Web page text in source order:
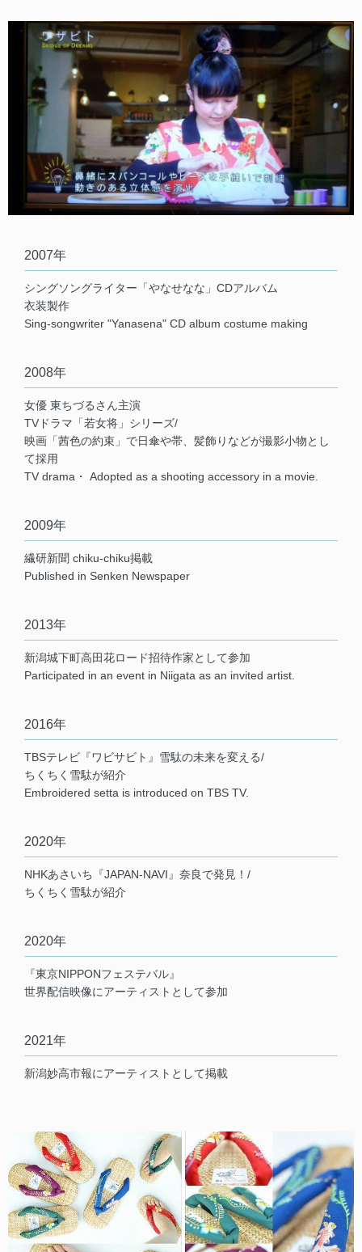
2007年
シングソングライター「やなせなな」CDアルバム
衣装製作
Sing-songwriter "Yanasena" CD album costume making
2008年
女優 東ちづるさん主演
TVドラマ「若女将」シリーズ/
映画「茜色の約束」で日傘や帯、髪飾りなどが撮影小物とし
て採用
TV drama・ Adopted as a shooting accessory in a movie.
2009年
繊研新聞 chiku-chiku掲載
Published in Senken Newspaper
2013年
新潟城下町高田花ロード招待作家として参加
Participated in an event in Niigata as an invited artist.
2016年
TBSテレビ『ワビサビト』雪駄の未来を変える/
ちくちく雪駄が紹介
Embroidered setta is introduced on TBS TV.
2020年
NHKあさいち『JAPAN-NAVI』奈良で発見！/
ちくちく雪駄が紹介
2020年
『東京NIPPONフェステバル』
世界配信映像にアーティストとして参加
2021年
新潟妙高市報にアーティストとして掲載